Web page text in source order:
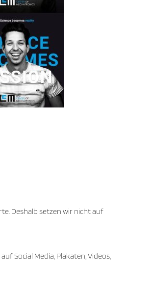
Deshalb setzen wir nicht auf
Social Media, Plakaten, Videos,